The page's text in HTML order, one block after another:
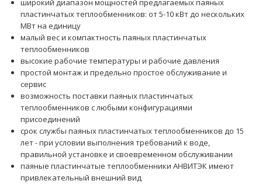
широкий диапазон мощностей предлагаемых паяных
пластинчатых теплообменников: от 5-10 кВт до нескольких
МВт на единицу
малый вес и компактность паяных пластинчатых
теплообменников
высокие рабочие температуры и рабочие давления
простой монтаж и предельно простое обслуживание и
сервис
возможность поставки паяных пластинчатых
теплообменников с любыми конфигурациями
присоединений
срок службы паяных пластинчатых теплообменников до 15
лет - при условии выполнения требований к воде,
правильной установке и своевременном обслуживании
паяные пластинчатые теплообменники АНВИТЭК имеют
привлекательный внешний вид